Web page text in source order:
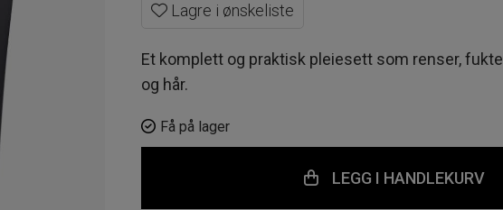
Lagre i ønskeliste
Et komplett og praktisk pleiesett som renser,
og hår.
Få på lager
LEGG I HANDLEKURV